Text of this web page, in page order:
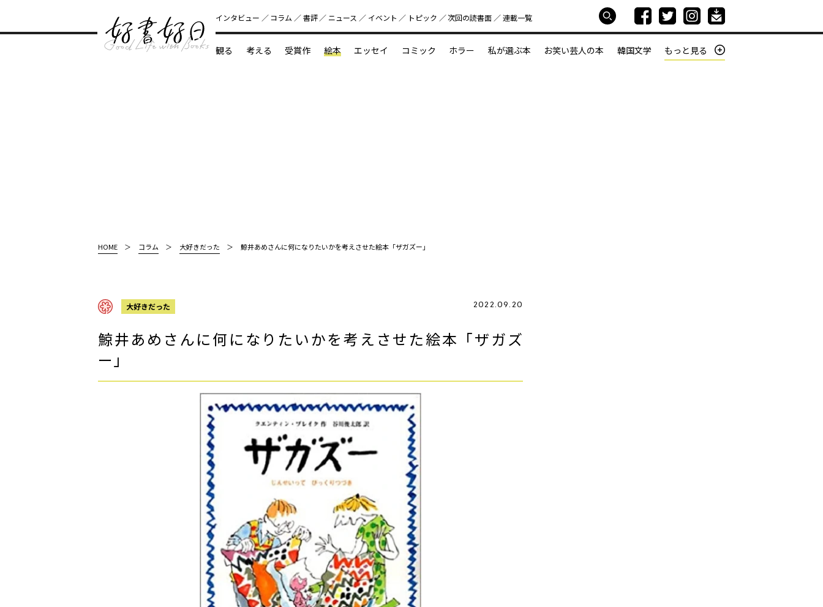
好書好日
インタビュー コラム 書評 ニュース イベント トピック 次回の読書⾯ 連載一覧
観る 考える 受賞作 絵本 エッセイ コミック ホラー 私が選ぶ本 お笑い芸人の本 韓国文学 もっと見る
HOME コラム 大好きだった 鯨井あめさんに何になりたいかを考えさせた絵本「ザガズー」
大好きだった 2022.09.20
鯨井あめさんに何になりたいかを考えさせた絵本「ザガズ
ー」